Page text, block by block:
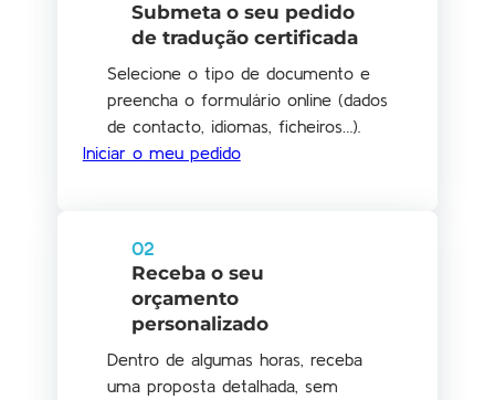
Submeta o seu pedido
de tradução certificada
Selecione o tipo de documento e
preencha o formulário online (dados
de contacto, idiomas, ficheiros…).
Iniciar o meu pedido
02
Receba o seu
orçamento
personalizado
Dentro de algumas horas, receba
uma proposta detalhada, sem